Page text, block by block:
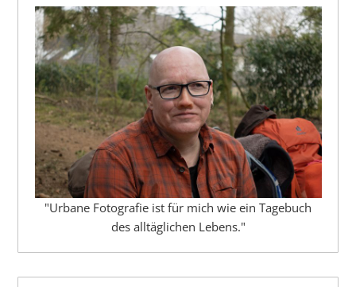
"Urbane Fotografie ist für mich wie ein Tagebuch
des alltäglichen Lebens."